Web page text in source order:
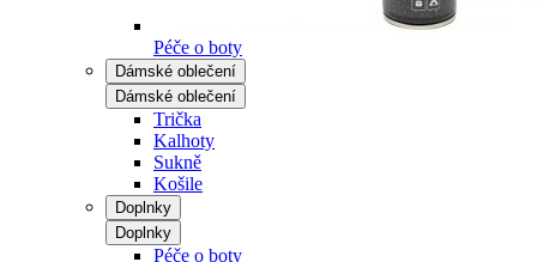
Péče o boty
Dámské oblečení
Dámské oblečení
Trička
Kalhoty
Sukně
Košile
Doplnky
Doplnky
Péče o boty